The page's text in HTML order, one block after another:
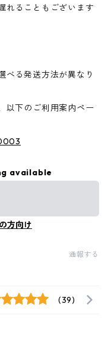
れることもございます
べる発送方法が異なり
以下のご利用案内ペー
available
方向け
通報する
(39)